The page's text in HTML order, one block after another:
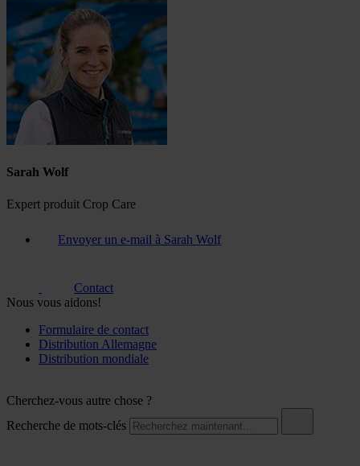
Sarah Wolf
Expert produit Crop Care
Envoyer un e-mail à Sarah Wolf
Contact
Nous vous aidons!
Formulaire de contact
Distribution Allemagne
Distribution mondiale
Cherchez-vous autre chose ?
Recherche de mots-clés